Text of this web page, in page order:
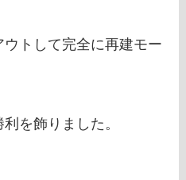
トして完全に再建モー
を飾りました。